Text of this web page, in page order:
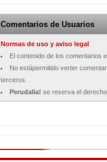
Comentarios de Usuarios
Normas de uso y aviso legal
El contenido de los comentarios
No estápermitido verter
terceros.
Perudalia! se reserva el